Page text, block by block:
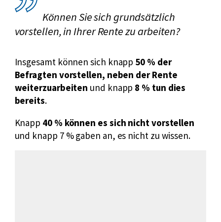
Können Sie sich grundsätzlich
vorstellen, in Ihrer Rente zu arbeiten?
Insgesamt können sich knapp 50 % der
Befragten vorstellen, neben der Rente
weiterzuarbeiten und knapp 8 % tun dies
bereits.
Knapp 40 % können es sich nicht vorstellen
und knapp 7 % gaben an, es nicht zu wissen.